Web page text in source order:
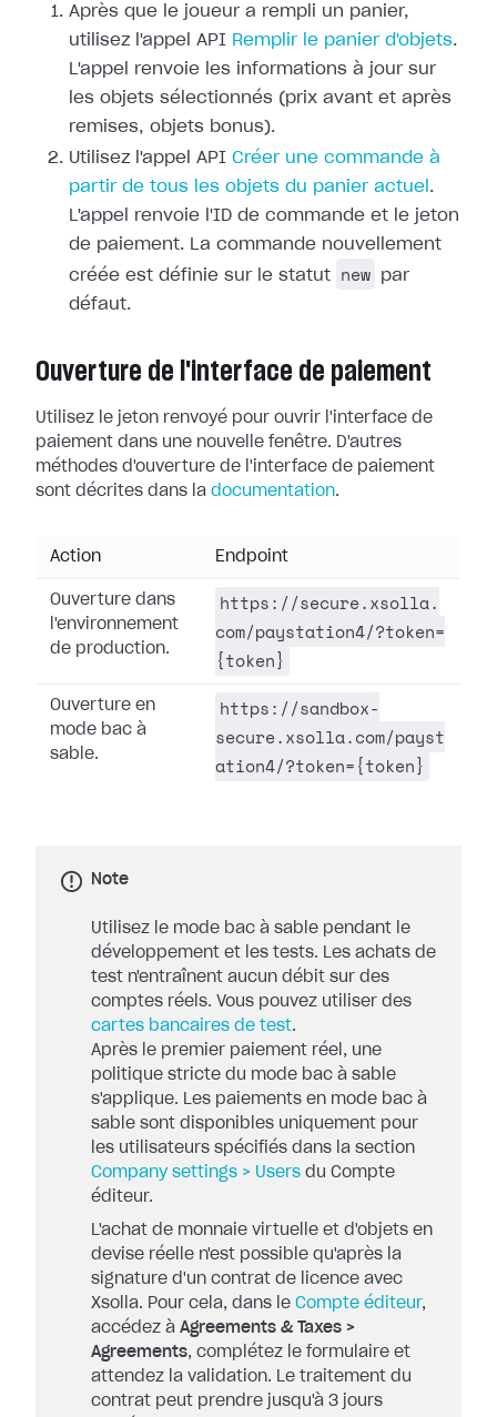
Après que le joueur a rempli un panier,
utilisez l'appel API Remplir le panier d'objets.
L'appel renvoie les informations à jour sur
les objets sélectionnés (prix avant et après
remises, objets bonus).
Utilisez l'appel API Créer une commande à
partir de tous les objets du panier actuel .
L'appel renvoie l'ID de commande et le jeton
de paiement. La commande nouvellement
créée est définie sur le statut
new
par
défaut.
Ouverture de l'interface de paiement
Utilisez le jeton renvoyé pour ouvrir l'interface de
paiement dans une nouvelle fenêtre. D'autres
méthodes d'ouverture de l'interface de paiement
sont décrites dans la documentation.
Action Endpoint
Ouverture dans
l'environnement
de production.
https://secure.xsolla.
com/paystation4/?token=
{token}
Ouverture en
mode bac à
sable.
https://sandbox-
secure.xsolla.com/payst
ation4/?token={token}
Note
Utilisez le mode bac à sable pendant le
développement et les tests. Les achats de
test n'entraînent aucun débit sur des
comptes réels. Vous pouvez utiliser des
cartes bancaires de test.
Après le premier paiement réel, une
politique stricte du mode bac à sable
s'applique. Les paiements en mode bac à
sable sont disponibles uniquement pour
les utilisateurs spécifiés dans la section
Company settings > Users du Compte
éditeur.
L'achat de monnaie virtuelle et d'objets en
devise réelle n'est possible qu'après la
signature d'un contrat de licence avec
Xsolla. Pour cela, dans le Compte éditeur,
accédez à Agreements & Taxes >
Agreements, complétez le formulaire et
attendez la validation. Le traitement du
contrat peut prendre jusqu'à 3 jours